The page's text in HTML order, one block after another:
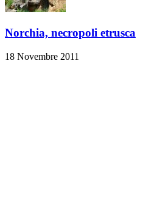
Norchia, necropoli etrusca
18 Novembre 2011